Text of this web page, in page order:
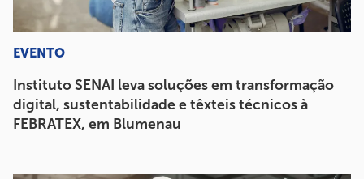
EVENTO
Instituto SENAI leva soluções em transformação
digital, sustentabilidade e têxteis técnicos à
FEBRATEX, em Blumenau